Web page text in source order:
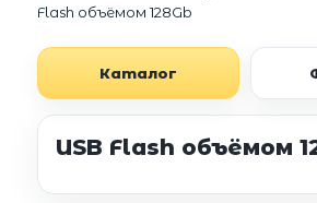
Flash объёмом 128Gb
Каталог
USB Flash объёмом